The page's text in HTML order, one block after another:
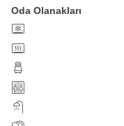
Oda Olanakları